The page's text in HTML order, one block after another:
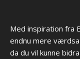
Med inspiration fra
endnu mere
da du vil kunne